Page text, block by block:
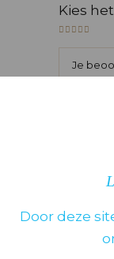
Door deze
Kies